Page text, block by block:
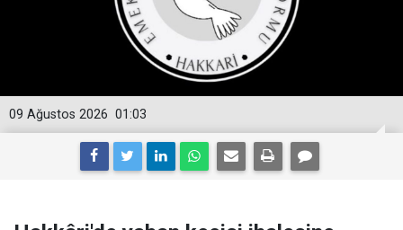
01:03
09 Ağustos 2026